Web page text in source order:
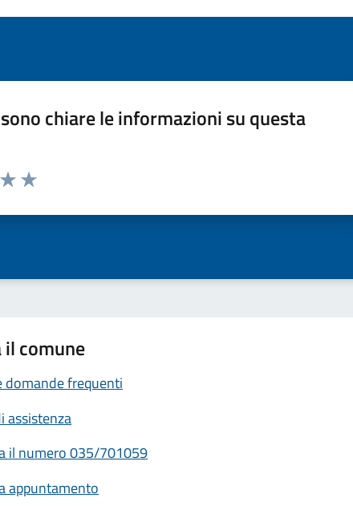
chiare le informazioni su questa
stelle la pagina
comune
domande frequenti
assistenza
il numero 035/701059
appuntamento